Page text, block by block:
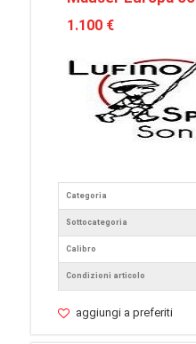
1.100 €
Categoria
Sottocategoria
Calibro
Condizioni articolo
aggiungi a preferiti